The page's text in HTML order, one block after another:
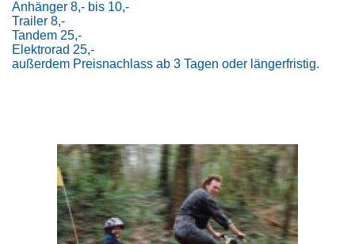
Anhänger 8,- bis 10,-
Trailer 8,-
Tandem 25,-
Elektrorad 25,-
außerdem Preisnachlass ab 3 Tagen oder längerfristig.